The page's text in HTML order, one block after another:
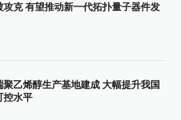
攻克 有望推动新一代拓扑量子器件发
乙烯醇生产基地建成 大幅提升我国
控水平